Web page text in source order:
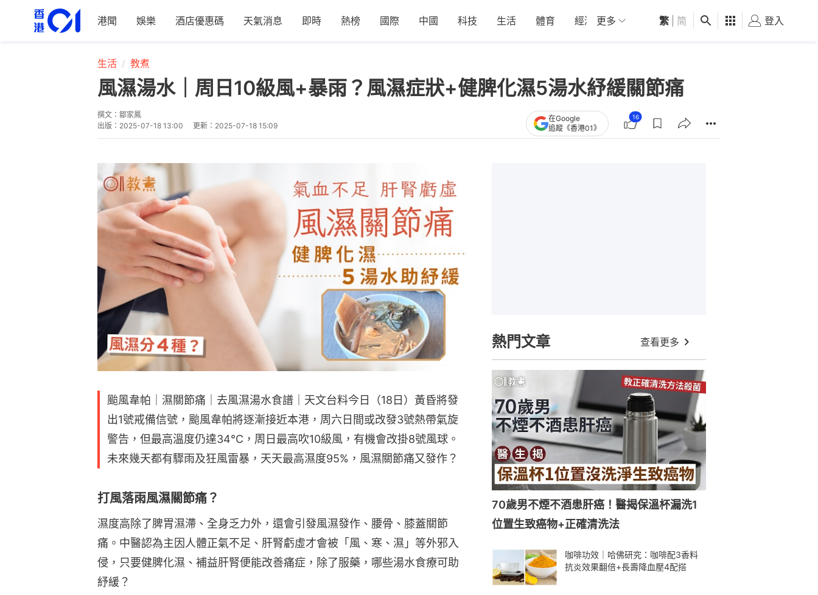
港聞 娛樂 酒店優惠碼 天氣消息 即時 熱榜 國際 中國 科技 生活 體育 經濟 01深圳 觀點 健康 好食玩飛
更多 繁 简 登入
生活 教煮
風濕湯水｜周日10級風+暴雨？風濕症狀+健脾化濕5湯水紓緩關節痛
撰文： 鄒家鳳
出版： 2025-07-18 13:00 更新： 2025-07-18 15:09
在Google
追蹤《香港01》
16
颱風韋帕｜濕關節痛｜去風濕湯水食譜｜天文台料今日（18日）黃昏將發
出1號戒備信號，颱風韋帕將逐漸接近本港，周六日間或改發3號熱帶氣旋
警告，但最高溫度仍達34°C，周日最高吹10級風，有機會改掛8號風球。
未來幾天都有驟雨及狂風雷暴，天天最高濕度95%，風濕關節痛又發作？
打風落雨風濕關節痛？
濕度高除了脾胃濕滯、全身乏力外，還會引發風濕發作、腰骨、膝蓋關節
痛。中醫認為主因人體正氣不足、肝腎虧虛才會被「風、寒、濕」等外邪入
侵，只要健脾化濕、補益肝腎便能改善痛症，除了服藥，哪些湯水食療可助
紓緩？
熱門文章 查看更多
70歲男不煙不酒患肝癌！醫揭保溫杯漏洗1
位置生致癌物+正確清洗法
咖啡功效｜哈佛研究：咖啡配3香料
抗炎效果翻倍+長壽降血壓4配搭